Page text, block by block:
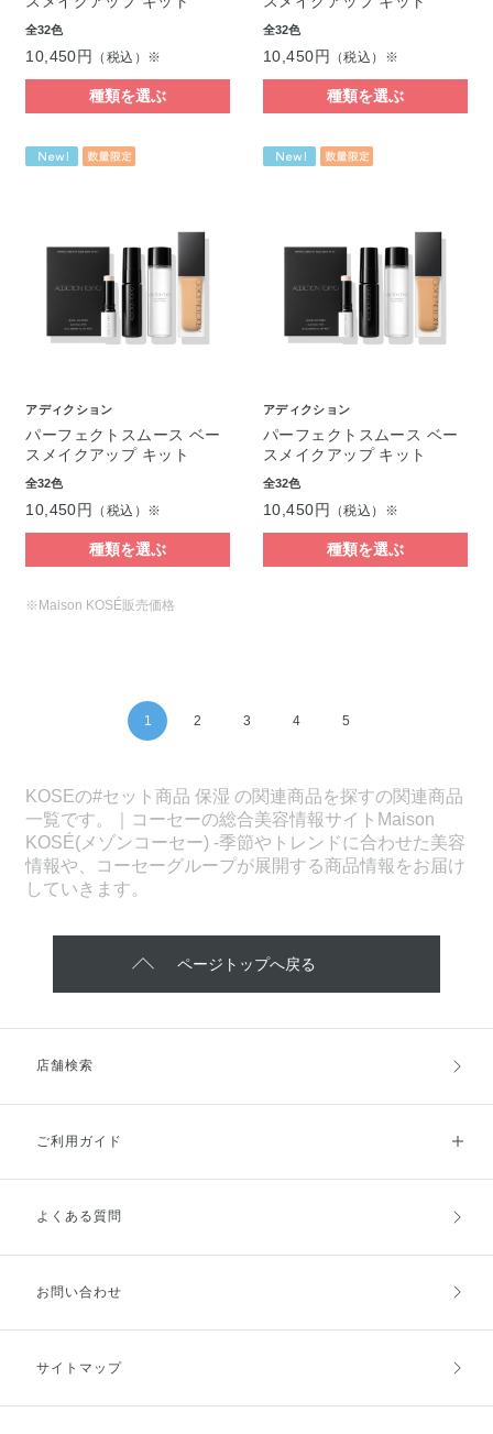
全32色
10,450円 （税込）※
種類を選ぶ
全32色
10,450円 （税込）※
種類を選ぶ
アディクション
パーフェクトスムース ベー
スメイクアップ キット
全32色
10,450円 （税込）※
種類を選ぶ
アディクション
パーフェクトスムース ベー
スメイクアップ キット
全32色
10,450円 （税込）※
種類を選ぶ
※Maison KOSÉ販売価格
1 2 3 4 5
KOSEの#セット商品 保湿 の関連商品を探すの関連商品
一覧です。｜コーセーの総合美容情報サイトMaison
KOSÉ(メゾンコーセー) -季節やトレンドに合わせた美容
情報や、コーセーグループが展開する商品情報をお届け
していきます。
ページトップへ戻る
店舗検索
ご利用ガイド
ご利用ガイドトップ
お支払方法
キャンセル・返品・交換
よくある質問
お問い合わせ
サイトマップ